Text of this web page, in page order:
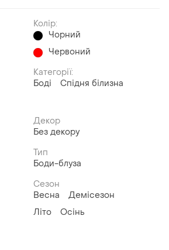
Колір:
Чорний
Червоний
Категорії:
Боді
Спідня білизна
Декор
Без декору
Тип
Боди-блуза
Сезон
Весна
Демісезон
Літо
Осінь